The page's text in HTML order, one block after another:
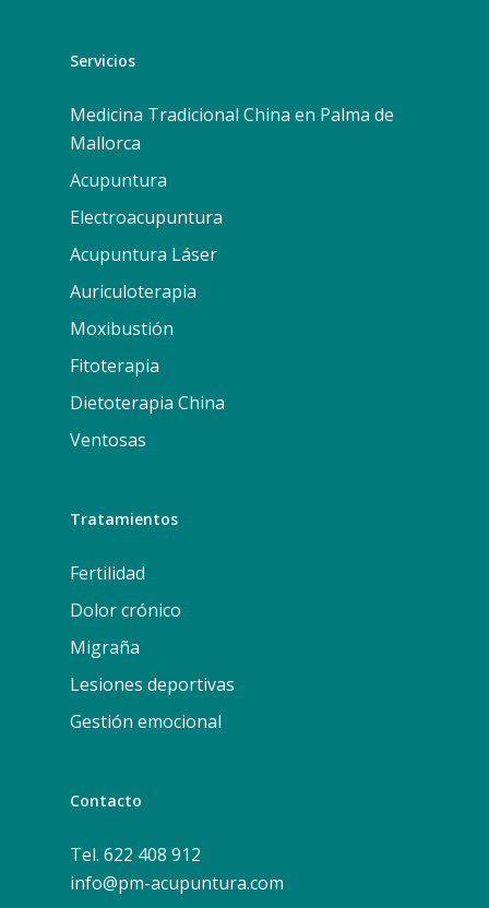
Servicios
Medicina Tradicional China en Palma de
Mallorca
Acupuntura
Electroacupuntura
Acupuntura Láser
Auriculoterapia
Moxibustión
Fitoterapia
Dietoterapia China
Ventosas
Tratamientos
Fertilidad
Dolor crónico
Migraña
Lesiones deportivas
Gestión emocional
Contacto
Tel. 622 408 912
info@pm-acupuntura.com